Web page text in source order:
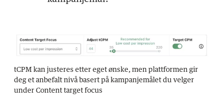
tCPM kan justeres etter eget ønske, men plattformen gir
deg et anbefalt nivå basert på kampanjemålet du velger
under Content target focus